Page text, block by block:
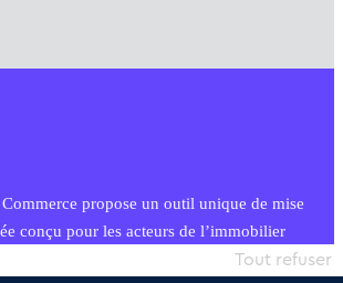
propose un outil unique de mise
conçu pour les acteurs de l’immobilier
collectivités territoriales, simple et intégrant
Tout refuser